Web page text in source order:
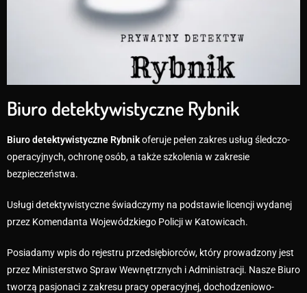
Biuro detektywistyczne Rybnik
Biuro detektywistyczne Rybnikoferuje pełen zakres usług śledczo-
operacyjnych, ochronę osób, a także szkolenia w zakresie
bezpieczeństwa.
Usługi detektywistyczne świadczymy na podstawie licencji wydanej
przez Komendanta Wojewódzkiego Policji w Katowicach.
Posiadamy wpis do rejestru przedsiębiorców, który prowadzony jest
przez Ministerstwo Spraw Wewnętrznych i Administracji. Nasze Biuro
tworzą pasjonaci z zakresu pracy operacyjnej, dochodzeniowo-